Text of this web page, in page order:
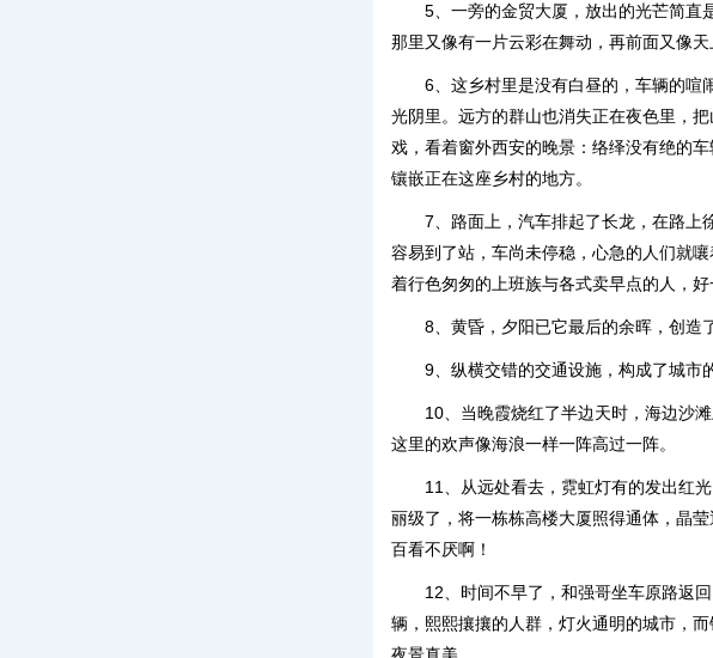
5、一旁的金贸大厦，放出的光芒简直
那里又像有一片云彩在舞动，再前面又像
6、这乡村里是没有白昼的，车辆的喧
光阴里。远方的群山也消失正在夜色里，
戏，看着窗外西安的晚景：络绎没有绝的
镶嵌正在这座乡村的地方。
7、路面上，汽车排起了长龙，在路
容易到了站，车尚未停稳，心急的人们就
着行色匆匆的上班族与各式卖早点的人，好
8、黄昏，夕阳已它最后的余晖，创造
9、纵横交错的交通设施，构成了城市
10、当晚霞烧红了半边天时，海边沙
这里的欢声像海浪一样一阵高过一阵。
11、从远处看去，霓虹灯有的发出红
丽级了，将一栋栋高楼大厦照得通体，晶
百看不厌啊！
12、时间不早了，和强哥坐车原路返
辆，熙熙攘攘的人群，灯火通明的城市，